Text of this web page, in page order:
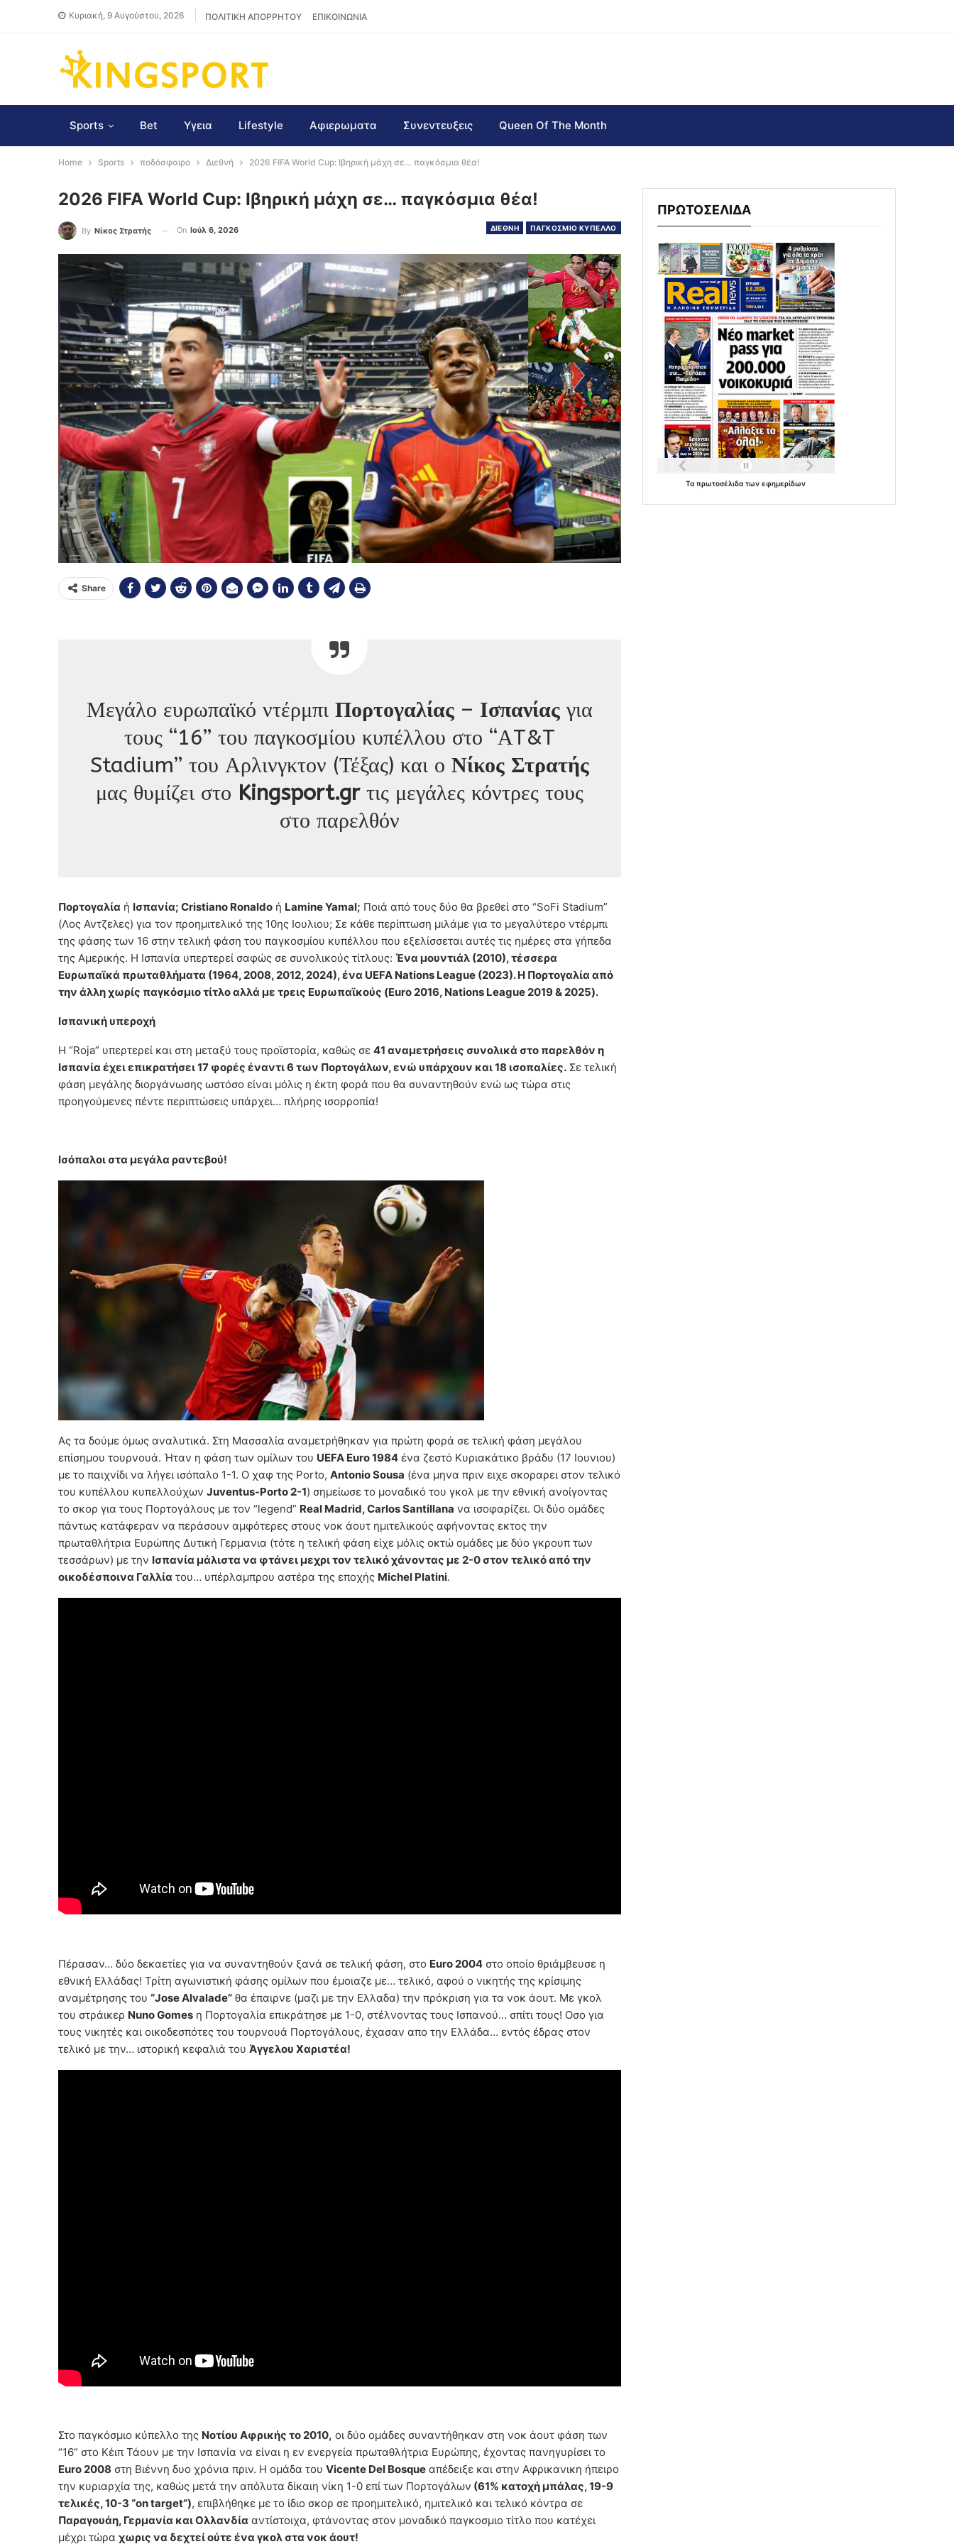
Κυριακή, 9 Αυγούστου, 2026 ΠΟΛΙΤΙΚΗ ΑΠΟΡΡΗΤΟΥ ΕΠΙΚΟΙΝΩΝΙΑ
Sports Bet Υγεια Lifestyle Αφιερωματα Συνεντευξεις Queen Of The Month
Home Sports ποδόσφαιρο Διεθνή 2026 FIFA World Cup: Ιβηρική μάχη σε… παγκόσμια θέα!
2026 FIFA World Cup: Ιβηρική μάχη σε… παγκόσμια θέα!
ΔΙΕΘΝΗ ΠΑΓΚΟΣΜΙΟ ΚΥΠΕΛΛΟ
By Νίκος Στρατής On Ιούλ 6, 2026
Share
Μεγάλο ευρωπαϊκό ντέρμπι Πορτογαλίας– Ισπανίαςγια
τους “16” του παγκοσμίου κυπέλλου στο “ΑT&T
Stadium” του Αρλινγκτον (Τέξας) και ο Νίκος Στρατής
μας θυμίζει στο Kingsport.grτις μεγάλες κόντρες τους
στο παρελθόν
Πορτογαλία ή Ισπανία; Cristiano Ronaldo ή Lamine Yamal; Ποιά από τους δύο θα βρεθεί στο “SoFi Stadium”
(Λος Αντζελες) για τον προημιτελικό της 10ης Ιουλιου; Σε κάθε περίπτωση μιλάμε για το μεγαλύτερο ντέρμπι
της φάσης των 16 στην τελική φάση του παγκοσμίου κυπέλλου που εξελίσσεται αυτές τις ημέρες στα γήπεδα
της Αμερικής. Η Ισπανία υπερτερεί σαφώς σε συνολικούς τίτλους: Ένα μουντιάλ (2010), τέσσερα
Ευρωπαϊκά πρωταθλήματα (1964, 2008, 2012, 2024), ένα UEFA Nations League (2023). Η Πορτογαλία από
την άλλη χωρίς παγκόσμιο τίτλο αλλά με τρεις Ευρωπαϊκούς (Euro 2016, Nations League 2019 & 2025).
Ισπανική υπεροχή
Η “Roja” υπερτερεί και στη μεταξύ τους προϊστορία, καθώς σε 41 αναμετρήσεις συνολικά στο παρελθόν η
Ισπανία έχει επικρατήσει 17 φορές έναντι 6 των Πορτογάλων, ενώ υπάρχουν και 18 ισοπαλίες. Σε τελική
φάση μεγάλης διοργάνωσης ωστόσο είναι μόλις η έκτη φορά που θα συναντηθούν ενώ ως τώρα στις
προηγούμενες πέντε περιπτώσεις υπάρχει… πλήρης ισορροπία!
Ισόπαλοι στα μεγάλα ραντεβού!
Ας τα δούμε όμως αναλυτικά. Στη Μασσαλία αναμετρήθηκαν για πρώτη φορά σε τελική φάση μεγάλου
επίσημου τουρνουά. Ήταν η φάση των ομίλων του UEFA Euro 1984 ένα ζεστό Κυριακάτικο βράδυ (17 Ιουνιου)
με το παιχνίδι να λήγει ισόπαλο 1-1. Ο χαφ της Porto, Antonio Sousa (ένα μηνα πριν ειχε σκοραρει στον τελικό
του κυπέλλου κυπελλούχων Juventus-Porto 2-1) σημείωσε το μοναδικό του γκολ με την εθνική ανοίγοντας
το σκορ για τους Πορτογάλους με τον “legend” Real Madrid, Carlos Santillana να ισοφαρίζει. Οι δύο ομάδες
πάντως κατάφεραν να περάσουν αμφότερες στους νοκ άουτ ημιτελικούς αφήνοντας εκτος την
πρωταθλήτρια Ευρώπης Δυτική Γερμανια (τότε η τελική φάση είχε μόλις οκτώ ομάδες με δύο γκρουπ των
τεσσάρων) με την Ισπανία μάλιστα να φτάνει μεχρι τον τελικό χάνοντας με 2-0 στον τελικό από την
οικοδέσποινα Γαλλία του… υπέρλαμπρου αστέρα της εποχής Michel Platini.
Πέρασαν… δύο δεκαετίες για να συναντηθούν ξανά σε τελική φάση, στο Euro 2004 στο οποίο θριάμβευσε η
εθνική Ελλάδας! Τρίτη αγωνιστική φάσης ομίλων που έμοιαζε με… τελικό, αφού ο νικητής της κρίσιμης
αναμέτρησης του “Jose Alvalade” θα έπαιρνε (μαζι με την Ελλαδα) την πρόκριση για τα νοκ άουτ. Με γκολ
του στράικερ Nuno Gomes η Πορτογαλία επικράτησε με 1-0, στέλνοντας τους Ισπανού… σπίτι τους! Οσο για
τους νικητές και οικοδεσπότες του τουρνουά Πορτογάλους, έχασαν απο την Ελλάδα… εντός έδρας στον
τελικό με την… ιστορική κεφαλιά του Άγγελου Χαριστέα!
Στο παγκόσμιο κύπελλο της Νοτίου Αφρικής το 2010, οι δύο ομάδες συναντήθηκαν στη νοκ άουτ φάση των
“16” στο Κέιπ Τάουν με την Ισπανία να είναι η εν ενεργεία πρωταθλήτρια Ευρώπης, έχοντας πανηγυρίσει το
Euro 2008 στη Βιέννη δυο χρόνια πριν. Η ομάδα του Vicente Del Bosque απέδειξε και στην Αφρικανικη ήπειρο
την κυριαρχία της, καθώς μετά την απόλυτα δίκαιη νίκη 1-0 επί των Πορτογάλων (61% κατοχή μπάλας, 19-9
τελικές, 10-3 “on target”), επιβλήθηκε με το ίδιο σκορ σε προημιτελικό, ημιτελικό και τελικό κόντρα σε
Παραγουάη, Γερμανία και Ολλανδία αντίστοιχα, φτάνοντας στον μοναδικό παγκοσμιο τίτλο που κατέχει
μέχρι τώρα χωρις να δεχτεί ούτε ένα γκολ στα νοκ άουτ!
ΠΡΩΤΟΣΕΛΙΔΑ
Ταπρωτοσέλιδατωνεφημερίδων